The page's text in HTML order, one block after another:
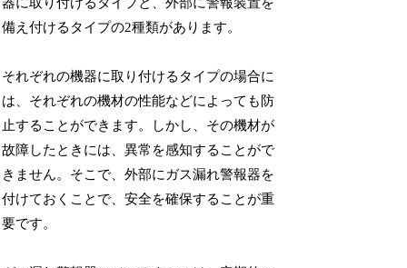
器に取り付けるタイプと、外部に警報装置を
備え付けるタイプの2種類があります。
それぞれの機器に取り付けるタイプの場合に
は、それぞれの機材の性能などによっても防
止することができます。しかし、その機材が
故障したときには、異常を感知することがで
きません。そこで、外部にガス漏れ警報器を
付けておくことで、安全を確保することが重
要です。